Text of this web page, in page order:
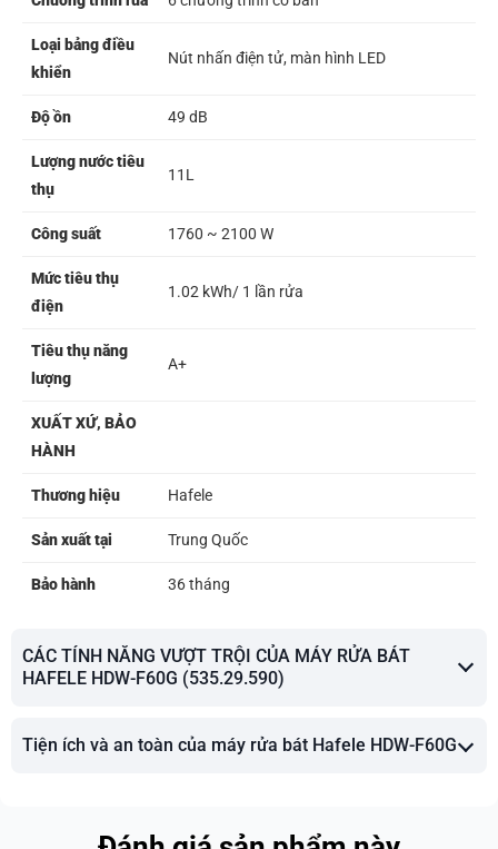
Loại bảng điều
khiển
Nút nhấn điện tử, màn hình LED
Độ ồn 49 dB
Lượng nước tiêu
thụ
11L
Công suất 1760 ~ 2100 W
Mức tiêu thụ
điện
1.02 kWh/ 1 lần rửa
Tiêu thụ năng
lượng
A+
XUẤT XỨ, BẢO
HÀNH
Thương hiệu Hafele
Sản xuất tại Trung Quốc
Bảo hành 36 tháng
CÁC TÍNH NĂNG VƯỢT TRỘI CỦA MÁY RỬA BÁT
HAFELE HDW-F60G (535.29.590)
Tiện ích và an toàn của máy rửa bát Hafele HDW-F60G